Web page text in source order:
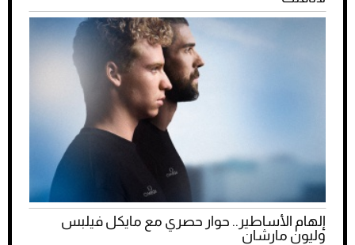
إلهام الأساطير.. حوار حصري مع مايكل فيلبس
وليون مارشان